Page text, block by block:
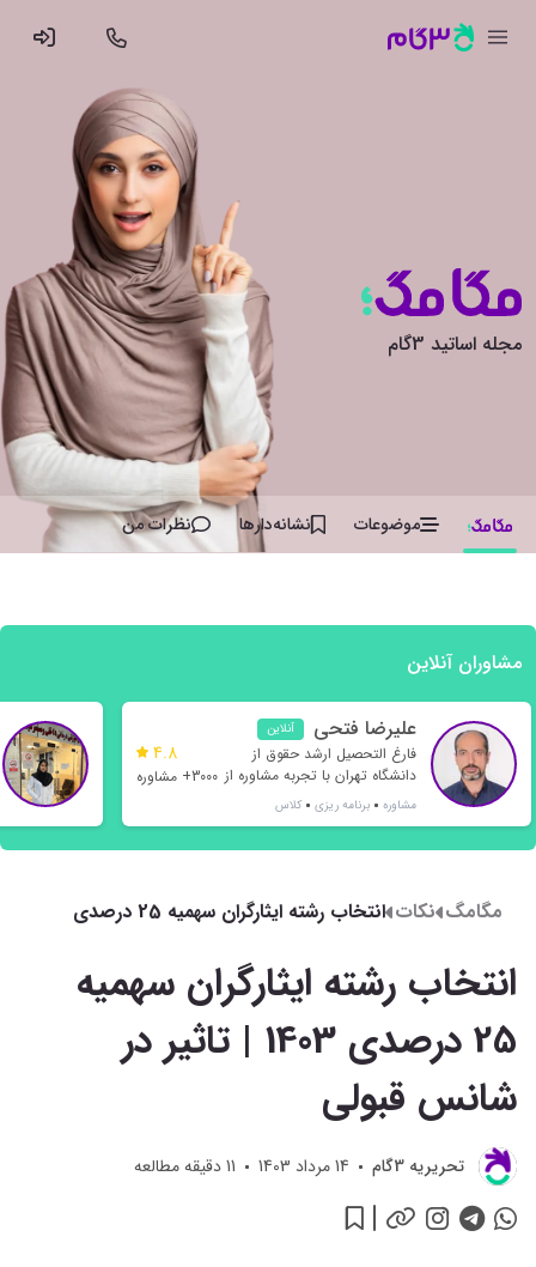
مجله اساتید 3گام
موضوعات نشانه‌دار‌ها نظرات من
مشاوران آنلاین
علیرضا فتحی آنلاین
فارغ التحصیل ارشد حقوق از
دانشگاه تهران با تجربه مشاوره از
سال 1397 و هدایت بسیاری از
رتبه های تک رقمی و دو رقمی
مشاوره برنامه ریزی کلاس
4.8
3000+ مشاوره
مگامگ نکات
انتخاب رشته ایثارگران سهمیه 25 درصدی
انتخاب رشته ایثارگران سهمیه
25 درصدی 1403 | تاثیر در
شانس قبولی
تحريريه 3گام 14 مرداد 1403 11دقیقه مطالعه